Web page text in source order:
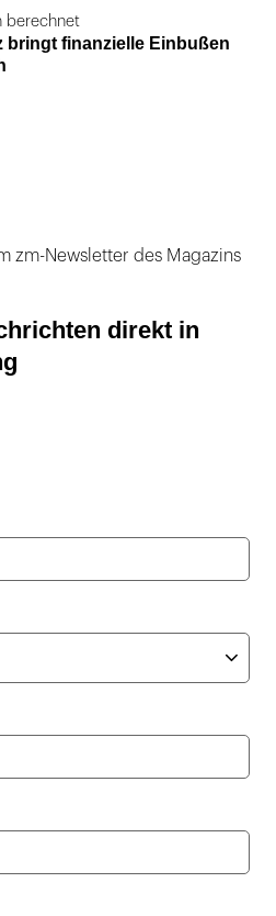
berechnet
bringt finanzielle Einbußen
zm-Newsletter des Magazins
direkt in